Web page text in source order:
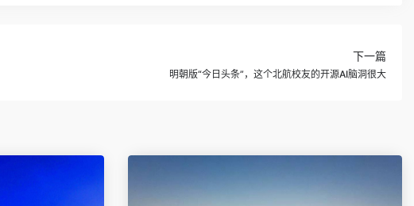
下一篇
明朝版“今日头条”，这个北航校友的开源AI脑洞很大